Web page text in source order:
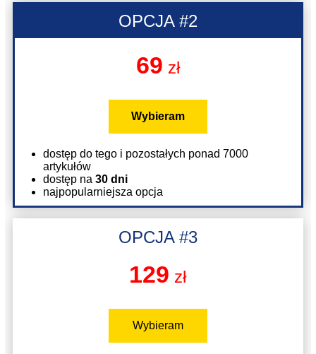
OPCJA #2
69 zł
Wybieram
dostęp do tego i pozostałych ponad 7000
artykułów
dostęp na 30 dni
najpopularniejsza opcja
OPCJA #3
129 zł
Wybieram